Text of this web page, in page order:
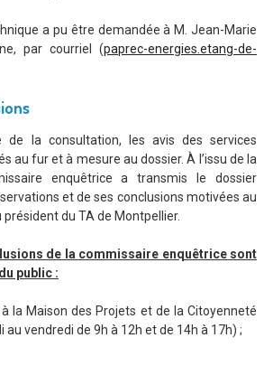
a pu être demandée à M. Jean-Marie
par courriel (paprec-energies.etang-de-
de la consultation, les avis des services
au fur et à mesure au dossier. À l’issu de la
enquêtrice a transmis le dossier
et de ses conclusions motivées au
du TA de Montpellier.
de la commissaire enquêtrice sont
public :
la Maison des Projets et de la Citoyenneté
vendredi de 9h à 12h et de 14h à 17h) ;